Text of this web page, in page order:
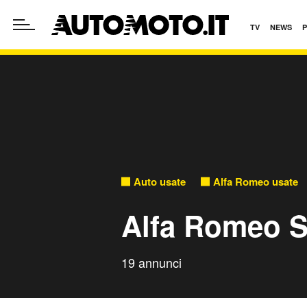
TV NEWS
Auto usate Alfa Romeo usate
Alfa Romeo
19 annunci